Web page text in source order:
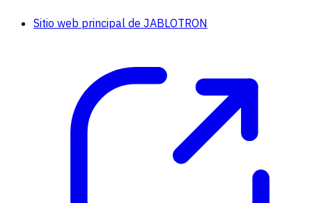
Sitio web principal de JABLOTRON